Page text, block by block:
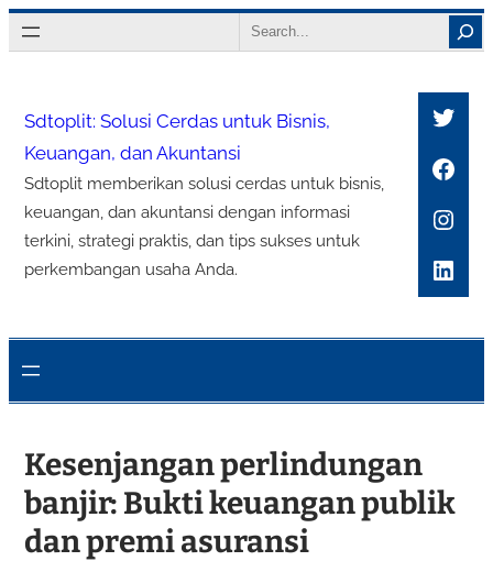
Lewati
ke
Search
Sdtoplit: Solusi Cerdas untuk Bisnis,
Keuangan, dan Akuntansi
Sdtoplit memberikan solusi cerdas untuk bisnis,
keuangan, dan akuntansi dengan informasi
terkini, strategi praktis, dan tips sukses untuk
perkembangan usaha Anda.
Kesenjangan perlindungan
banjir: Bukti keuangan publik
dan premi asuransi